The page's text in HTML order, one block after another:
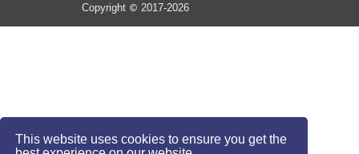
This website uses cookies to ensure you get the
Copyright © 2017-2026